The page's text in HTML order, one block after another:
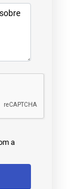
a